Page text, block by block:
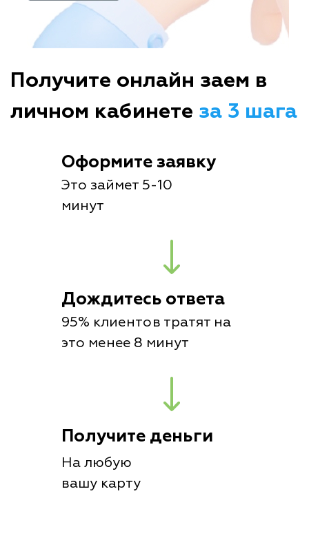
Получите онлайн заем в
личном кабинете за 3 шага
Оформите заявку
Это займет 5-10
минут
Дождитесь ответа
95% клиентов тратят на
это менее 8 минут
Получите деньги
На любую
вашу карту